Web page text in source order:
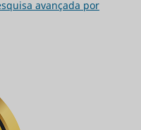
avançada por